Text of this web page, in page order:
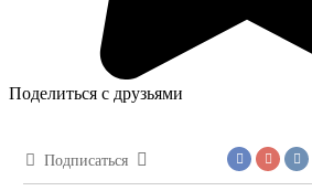
Поделиться с друзьями
Подписаться